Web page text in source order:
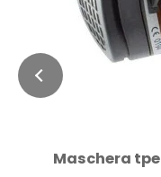
Maschera